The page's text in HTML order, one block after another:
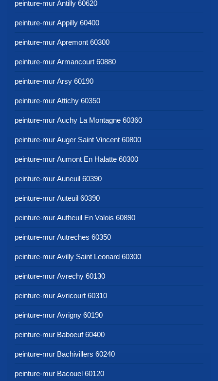
peinture-mur Antilly 60620
peinture-mur Appilly 60400
peinture-mur Apremont 60300
peinture-mur Armancourt 60880
peinture-mur Arsy 60190
peinture-mur Attichy 60350
peinture-mur Auchy La Montagne 60360
peinture-mur Auger Saint Vincent 60800
peinture-mur Aumont En Halatte 60300
peinture-mur Auneuil 60390
peinture-mur Auteuil 60390
peinture-mur Autheuil En Valois 60890
peinture-mur Autreches 60350
peinture-mur Avilly Saint Leonard 60300
peinture-mur Avrechy 60130
peinture-mur Avricourt 60310
peinture-mur Avrigny 60190
peinture-mur Baboeuf 60400
peinture-mur Bachivillers 60240
peinture-mur Bacouel 60120